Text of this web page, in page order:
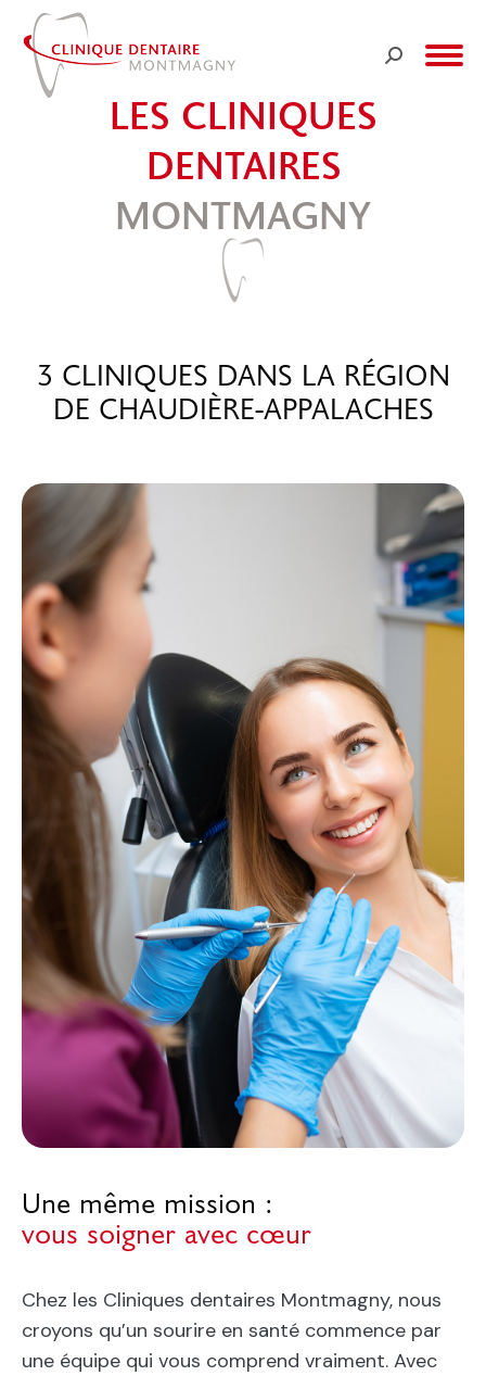
Recherche
LES CLINIQUES
DENTAIRES
MONTMAGNY
3 CLINIQUES DANS LA RÉGION
DE CHAUDIÈRE-APPALACHES
Une même mission :
vous soigner avec cœur
Chez les Cliniques dentaires Montmagny, nous
croyons qu’un sourire en santé commence par
une équipe qui vous comprend vraiment. Avec